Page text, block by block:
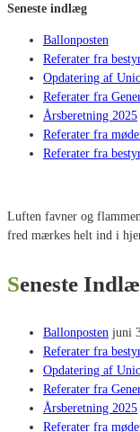
Seneste indlæg
Ballonposten
Referater fra
Opdatering af
Referater fra
Årsberetning 2025
Referater fra
Referater fra
Luften favner og
fred mærkes helt ind i
Seneste
Ballonposten juni
Referater fra
Opdatering af
Referater fra
Årsberetning 2025
Referater fra